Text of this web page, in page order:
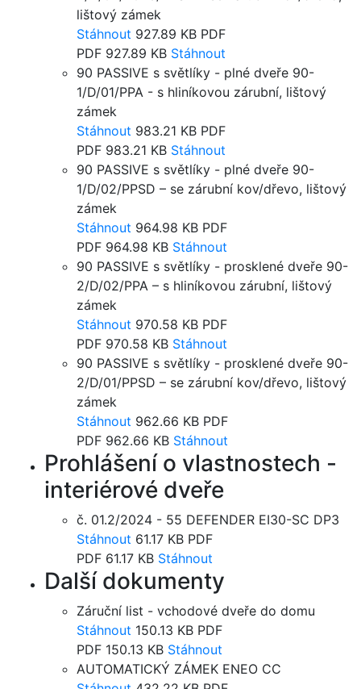
lištový zámek
Stáhnout 927.89 KB PDF
PDF 927.89 KB Stáhnout
90 PASSIVE s světlíky - plné dveře 90-
1/D/01/PPA - s hliníkovou zárubní, lištový
zámek
Stáhnout 983.21 KB PDF
PDF 983.21 KB Stáhnout
90 PASSIVE s světlíky - plné dveře 90-
1/D/02/PPSD – se zárubní kov/dřevo, lištový
zámek
Stáhnout 964.98 KB PDF
PDF 964.98 KB Stáhnout
90 PASSIVE s světlíky - prosklené dveře 90-
2/D/02/PPA – s hliníkovou zárubní, lištový
zámek
Stáhnout 970.58 KB PDF
PDF 970.58 KB Stáhnout
90 PASSIVE s světlíky - prosklené dveře 90-
2/D/01/PPSD – se zárubní kov/dřevo, lištový
zámek
Stáhnout 962.66 KB PDF
PDF 962.66 KB Stáhnout
Prohlášení o vlastnostech -
interiérové ​​dveře
č. 01.2/2024 - 55 DEFENDER EI30-SC DP3
Stáhnout 61.17 KB PDF
PDF 61.17 KB Stáhnout
Další dokumenty
Záruční list - vchodové dveře do domu
Stáhnout 150.13 KB PDF
PDF 150.13 KB Stáhnout
AUTOMATICKÝ ZÁMEK ENEO CC